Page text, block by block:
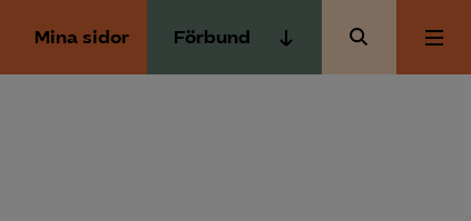
Mina sidor Förbund